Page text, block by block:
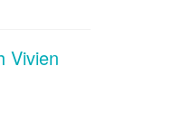
Vivien